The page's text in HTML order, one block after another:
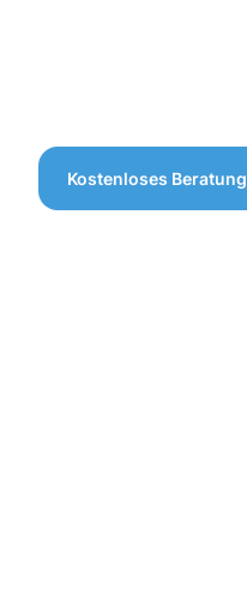
Kostenloses Beratung